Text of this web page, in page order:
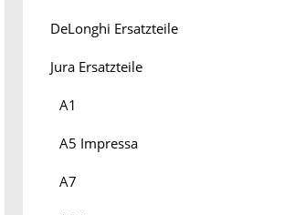
DeLonghi Ersatzteile
Jura Ersatzteile
A1
A5 Impressa
A7